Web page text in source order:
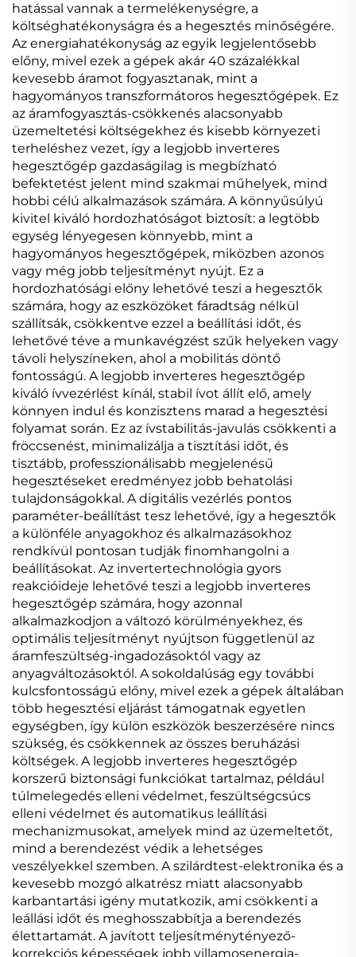
hatással vannak a termelékenységre, a
költséghatékonyságra és a hegesztés minőségére.
Az energiahatékonyság az egyik legjelentősebb
előny, mivel ezek a gépek akár 40 százalékkal
kevesebb áramot fogyasztanak, mint a
hagyományos transzformátoros hegesztőgépek. Ez
az áramfogyasztás-csökkenés alacsonyabb
üzemeltetési költségekhez és kisebb környezeti
terheléshez vezet, így a legjobb inverteres
hegesztőgép gazdaságilag is megbízható
befektetést jelent mind szakmai műhelyek, mind
hobbi célú alkalmazások számára. A könnyűsúlyú
kivitel kiváló hordozhatóságot biztosít: a legtöbb
egység lényegesen könnyebb, mint a
hagyományos hegesztőgépek, miközben azonos
vagy még jobb teljesítményt nyújt. Ez a
hordozhatósági előny lehetővé teszi a hegesztők
számára, hogy az eszközöket fáradtság nélkül
szállítsák, csökkentve ezzel a beállítási időt, és
lehetővé téve a munkavégzést szűk helyeken vagy
távoli helyszíneken, ahol a mobilitás döntő
fontosságú. A legjobb inverteres hegesztőgép
kiváló ívvezérlést kínál, stabil ívot állít elő, amely
könnyen indul és konzisztens marad a hegesztési
folyamat során. Ez az ívstabilitás-javulás csökkenti a
fröccsenést, minimalizálja a tisztítási időt, és
tisztább, professzionálisabb megjelenésű
hegesztéseket eredményez jobb behatolási
tulajdonságokkal. A digitális vezérlés pontos
paraméter-beállítást tesz lehetővé, így a hegesztők
a különféle anyagokhoz és alkalmazásokhoz
rendkívül pontosan tudják finomhangolni a
beállításokat. Az invertertechnológia gyors
reakcióideje lehetővé teszi a legjobb inverteres
hegesztőgép számára, hogy azonnal
alkalmazkodjon a változó körülményekhez, és
optimális teljesítményt nyújtson függetlenül az
áramfeszültség-ingadozásoktól vagy az
anyagváltozásoktól. A sokoldalúság egy további
kulcsfontosságú előny, mivel ezek a gépek általában
több hegesztési eljárást támogatnak egyetlen
egységben, így külön eszközök beszerzésére nincs
szükség, és csökkennek az összes beruházási
költségek. A legjobb inverteres hegesztőgép
korszerű biztonsági funkciókat tartalmaz, például
túlmelegedés elleni védelmet, feszültségcsúcs
elleni védelmet és automatikus leállítási
mechanizmusokat, amelyek mind az üzemeltetőt,
mind a berendezést védik a lehetséges
veszélyekkel szemben. A szilárdtest-elektronika és a
kevesebb mozgó alkatrész miatt alacsonyabb
karbantartási igény mutatkozik, ami csökkenti a
leállási időt és meghosszabbítja a berendezés
élettartamát. A javított teljesítménytényező-
korrekciós képességek jobb villamosenergia-